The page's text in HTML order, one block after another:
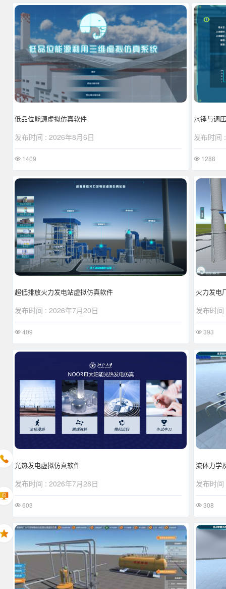
低品位能源虚拟仿真软件
发布时间 : 2026年8月6日
1409
水锤与调
发布时间
1288
超低排放火力发电站虚拟仿真软件
发布时间 : 2026年7月20日
409
火力发电
发布时
393
光热发电虚拟仿真软件
发布时间 : 2026年7月28日
603
流体力学
发布时
308